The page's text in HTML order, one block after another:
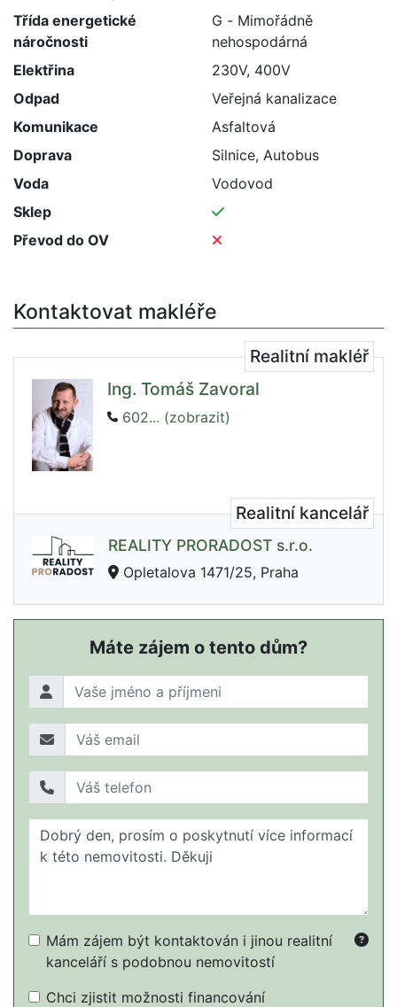
Třída energetické
náročnosti
G - Mimořádně
nehospodárná
Elektřina
230V, 400V
Odpad
Veřejná kanalizace
Komunikace
Asfaltová
Doprava
Silnice, Autobus
Voda
Vodovod
Sklep
Převod do OV
Kontaktovat makléře
Realitní makléř
Ing. Tomáš Zavoral
602... (zobrazit)
Realitní kancelář
REALITY PRORADOST s.r.o.
Opletalova 1471/25, Praha
Máte zájem o tento dům?
Mám zájem být kontaktován i jinou realitní
kanceláří s podobnou nemovitostí
Chci zjistit možnosti financování